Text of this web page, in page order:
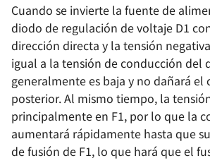
Cuando se invierte la fuente de
diodo de regulación de voltaje D1
dirección directa y la tensión
igual a la tensión de conducción del
generalmente es baja y no dañará el
posterior. Al mismo tiempo, la
principalmente en F1, por lo que la
aumentará rápidamente hasta que
de fusión de F1, lo que hará que el